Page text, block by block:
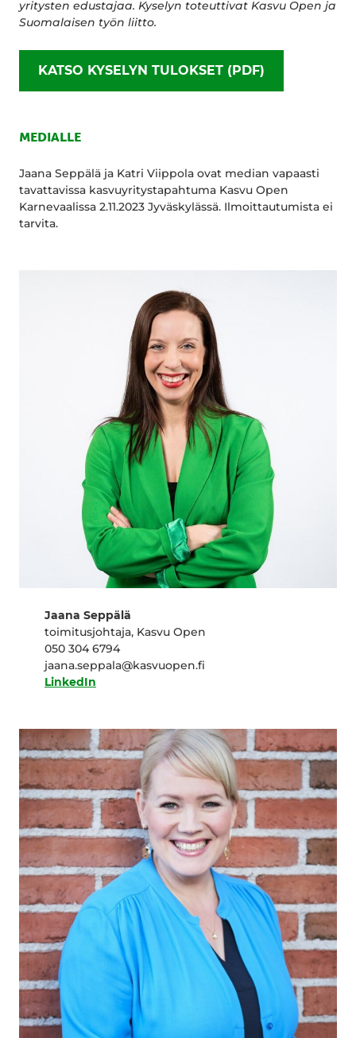
yritysten edustajaa. Kyselyn toteuttivat Kasvu Open ja
Suomalaisen työn liitto.
KATSO KYSELYN TULOKSET (PDF)
MEDIALLE
Jaana Seppälä ja Katri Viippola ovat median vapaasti
tavattavissa kasvuyritystapahtuma Kasvu Open
Karnevaalissa 2.11.2023 Jyväskylässä. Ilmoittautumista ei
tarvita.
Jaana Seppälä
toimitusjohtaja, Kasvu Open
050 304 6794
jaana.seppala@kasvuopen.fi
LinkedIn